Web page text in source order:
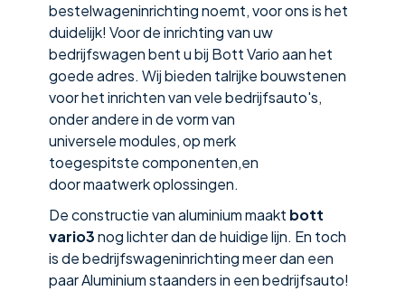
bestelwagen­inrichting noemt, voor ons is het
duidelijk! Voor de inrichting van uw
bedrijfswagen bent u bij Bott Vario aan het
goede adres. Wij bieden talrijke bouwstenen
voor het inrichten van vele bedrijfsauto's,
onder andere in de vorm van
universele modules, op merk
toegespitste componenten,en
door maatwerk oplossingen.
De constructie van aluminium maakt bott
vario3nog lichter dan de huidige lijn. En toch
is de bedrijfswageninrichting meer dan een
paar Aluminium staanders in een bedrijfsauto!